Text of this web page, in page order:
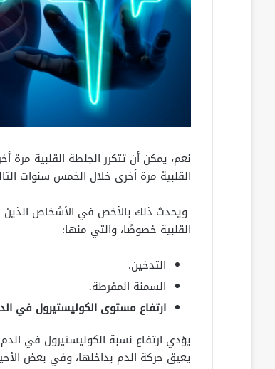
القلبية مرة أخرى خلال الخمس سنوات
ويحدث ذلك بالأخص في الأشخاص الذين
القلبية خصوصًا، والتي منها:
التدخين.
السمنة المفرطة.
ارتفاع مستوى الكوليستيرول في
يؤدي ارتفاع نسبة الكوليستيرول في الدم
يعيق حركة الدم بداخلها، وفي بعض